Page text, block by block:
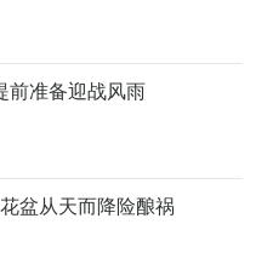
前准备迎战风雨
盆从天而降险酿祸